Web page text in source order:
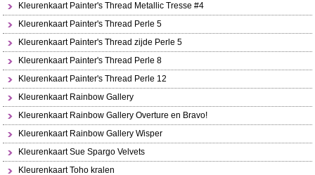
Kleurenkaart Painter's Thread Metallic Tresse #4
Kleurenkaart Painter's Thread Perle 5
Kleurenkaart Painter's Thread zijde Perle 5
Kleurenkaart Painter's Thread Perle 8
Kleurenkaart Painter's Thread Perle 12
Kleurenkaart Rainbow Gallery
Kleurenkaart Rainbow Gallery Overture en Bravo!
Kleurenkaart Rainbow Gallery Wisper
Kleurenkaart Sue Spargo Velvets
Kleurenkaart Toho kralen